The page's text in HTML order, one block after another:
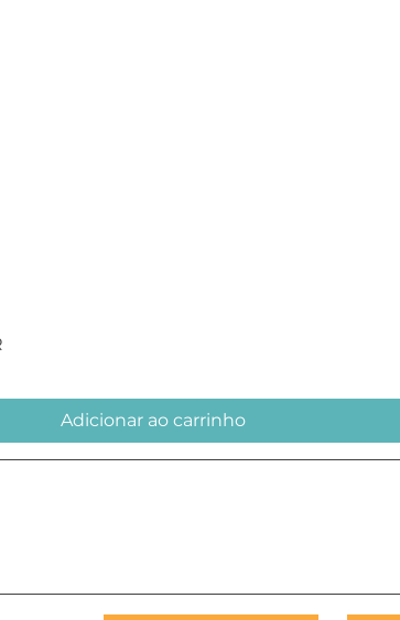
Adicionar ao carrinho